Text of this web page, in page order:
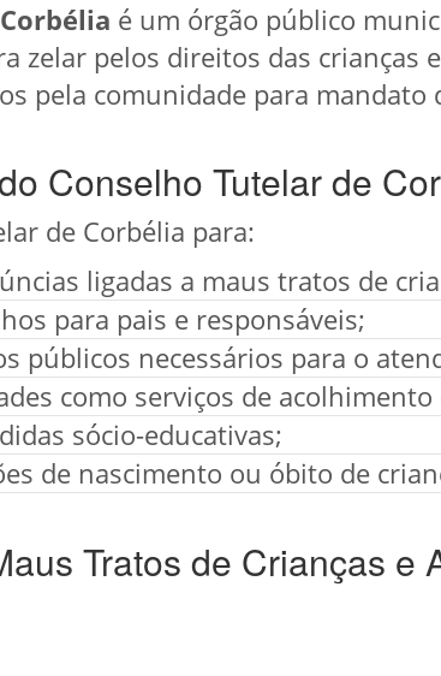
é um órgão público
zelar pelos direitos das crianças
pela comunidade para mandato
Conselho Tutelar de
de Corbélia para:
ligadas a maus tratos de
para pais e responsáveis;
públicos necessários para o
como serviços de
sócio-educativas;
de nascimento ou óbito de
Tratos de Crianças e